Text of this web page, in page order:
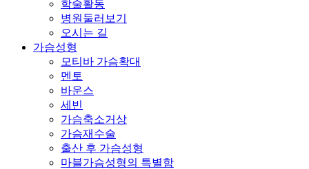
학술활동
병원둘러보기
오시는 길
가슴성형
모티바 가슴확대
멘토
바운스
세빈
가슴축소거상
가슴재수술
출산 후 가슴성형
마블가슴성형의 특별함